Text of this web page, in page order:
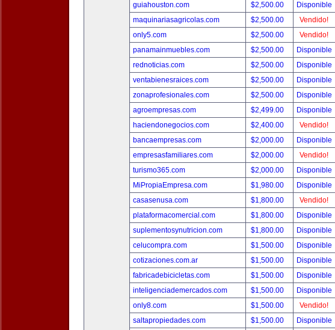
guiahouston.com
$2,500.00
Disponible
maquinariasagricolas.com
$2,500.00
Vendido!
only5.com
$2,500.00
Vendido!
panamainmuebles.com
$2,500.00
Disponible
rednoticias.com
$2,500.00
Disponible
ventabienesraices.com
$2,500.00
Disponible
zonaprofesionales.com
$2,500.00
Disponible
agroempresas.com
$2,499.00
Disponible
haciendonegocios.com
$2,400.00
Vendido!
bancaempresas.com
$2,000.00
Disponible
empresasfamiliares.com
$2,000.00
Vendido!
turismo365.com
$2,000.00
Disponible
MiPropiaEmpresa.com
$1,980.00
Disponible
casasenusa.com
$1,800.00
Vendido!
plataformacomercial.com
$1,800.00
Disponible
suplementosynutricion.com
$1,800.00
Disponible
celucompra.com
$1,500.00
Disponible
cotizaciones.com.ar
$1,500.00
Disponible
fabricadebicicletas.com
$1,500.00
Disponible
inteligenciademercados.com
$1,500.00
Disponible
only8.com
$1,500.00
Vendido!
saltapropiedades.com
$1,500.00
Disponible